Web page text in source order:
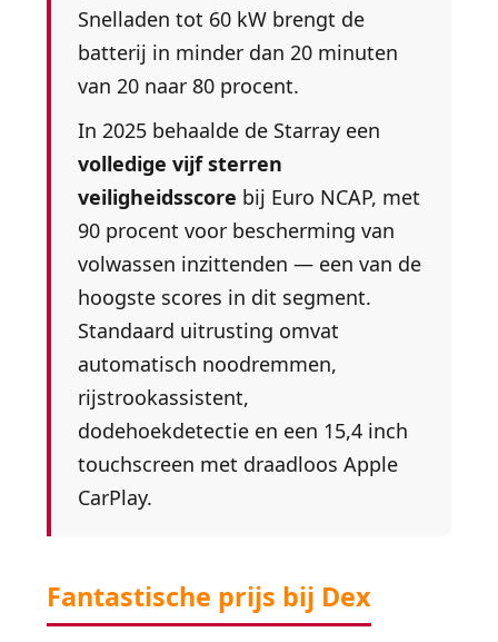
Snelladen tot 60 kW brengt de
batterij in minder dan 20 minuten
van 20 naar 80 procent.
In 2025 behaalde de Starray een
volledige vijf sterren
veiligheidsscore bij Euro NCAP, met
90 procent voor bescherming van
volwassen inzittenden — een van de
hoogste scores in dit segment.
Standaard uitrusting omvat
automatisch noodremmen,
rijstrookassistent,
dodehoekdetectie en een 15,4 inch
touchscreen met draadloos Apple
CarPlay.
Fantastische prijs bij Dex